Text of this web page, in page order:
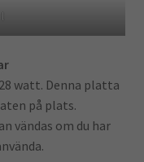
watt. Denna platta
på plats.
vändas om du har